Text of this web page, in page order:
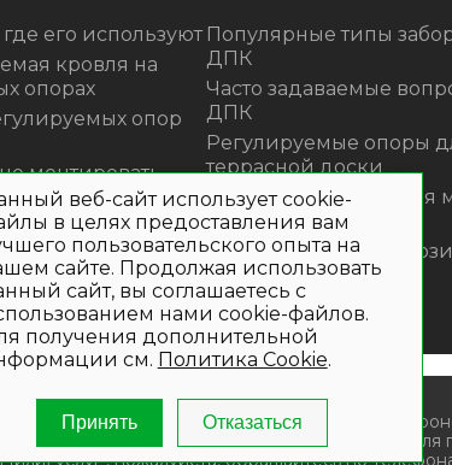
его используют
кровля на
опорах
опор
монтировать
ДПК?
средство для
Популярные типы
ДПК
Часто задаваемые
ДПК
Регулируемые опоры
террасной доски
Премиальная садовая
из ротанга Outdoor
Нескользящие
ступени
с ограниченной ответственностью
и не является публичной офертой.
услуг , пожалуйста, обращайтесь по
веб-сайт использует cookie-
в целях предоставления вам
пользовательского опыта на
сайте. Продолжая использовать
сайт, вы соглашаетесь с
нами cookie-файлов.
получения дополнительной
см. Политика Cookie.
Принять Отказаться